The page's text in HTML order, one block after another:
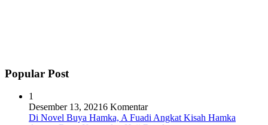
Popular Post
1
Desember 13, 20216 Komentar
Di Novel Buya Hamka, A Fuadi Angkat Kisah Hamka